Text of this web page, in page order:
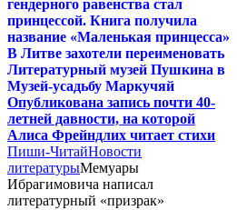
гендерного равенства стал
принцессой. Книга получила
название «Маленькая принцесса»
В Литве захотели переименовать
Литературный музей Пушкина в
Музей-усадьбу Маркучяй
Опубликована запись почти 40-
летней давности, на которой
Алиса Фрейндлих читает стихи
Пиши-ЧитайНовости
литературыМемуары
Ибрагимовича написал
литературный «призрак»